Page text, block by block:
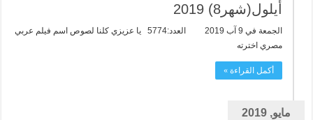
أيلول(شهر8) 2019
الجمعة في 9 آب 2019 العدد:5774 يا عزيزي كلنا لصوص اسم فيلم عربي
مصري اخترته
أكمل القراءة »
مايو, 2019